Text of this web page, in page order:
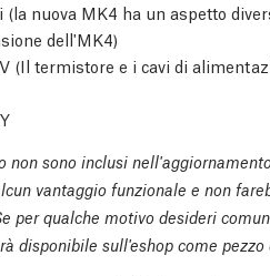
nuova MK4 ha un aspetto
dell'MK4)
(Il termistore e i cavi di
non sono inclusi
vantaggio funzionale e non
per qualche motivo desideri
disponibile sull'eshop come pezzo